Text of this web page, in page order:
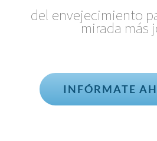
del envejecimiento
mirada más
INFÓRMATE